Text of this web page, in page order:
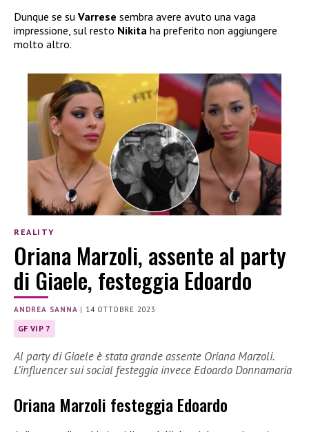
Dunque se su Varrese sembra avere avuto una vaga
impressione, sul resto Nikita ha preferito non aggiungere
molto altro.
REALITY
Oriana Marzoli, assente al party
di Giaele, festeggia Edoardo
ANDREA SANNA | 14 OTTOBRE 2023
GF VIP 7
Al party di Giaele è stata grande assente Oriana Marzoli.
L’influencer sui social festeggia invece Edoardo Donnamaria
Oriana Marzoli festeggia Edoardo